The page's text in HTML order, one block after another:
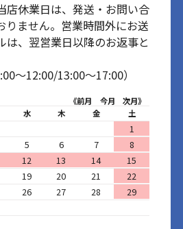
休業日は、発送・お問い合
りません。営業時間外にお送
は、翌営業日以降のお返事と
～12:00/13:00～17:00）
《前月 今月
次月》
水 木 金 土
1
5 6 7
8
12 13 14
15
19 20 21
22
26 27 28
29